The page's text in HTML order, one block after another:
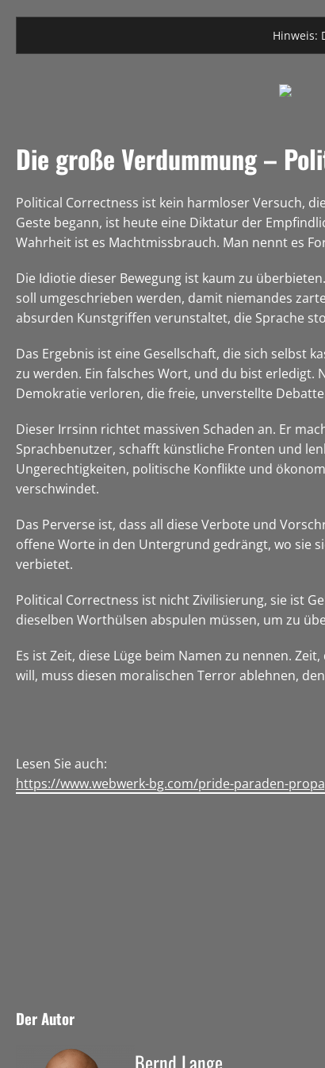
Hinweis:
Die große Verdummung –
Political Correctness ist kein harmloser Versuch,
Geste begann, ist heute eine Diktatur der
Wahrheit ist es Machtmissbrauch. Man nennt es
Die Idiotie dieser Bewegung ist kaum zu
soll umgeschrieben werden, damit niemandes
absurden Kunstgriffen verunstaltet, die Sprache
Das Ergebnis ist eine Gesellschaft, die sich selbst
zu werden. Ein falsches Wort, und du bist
Demokratie verloren, die freie, unverstellte
Dieser Irrsinn richtet massiven Schaden an. Er
Sprachbenutzer, schafft künstliche Fronten und
Ungerechtigkeiten, politische Konflikte und
verschwindet.
Das Perverse ist, dass all diese Verbote und
offene Worte in den Untergrund gedrängt, wo sie
verbietet.
Political Correctness ist nicht Zivilisierung, sie ist
dieselben Worthülsen abspulen müssen, um zu
Es ist Zeit, diese Lüge beim Namen zu nennen.
will, muss diesen moralischen Terror ablehnen,
Lesen Sie auch:
https://www.webwerk-bg.com/pride-paraden-
Der Autor